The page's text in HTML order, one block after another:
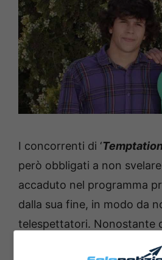
I concorrenti di ‘
però obbligati a non
accaduto nel programma
dalla sua fine, in modo da
telespettatori. Nonostante
ritengono che sia